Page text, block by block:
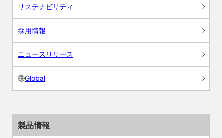
サステナビリティ
採用情報
ニュースリリース
Global
製品情報